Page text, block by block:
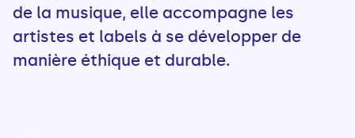
de la musique, elle accompagne les
artistes et labels à se développer de
manière éthique et durable.